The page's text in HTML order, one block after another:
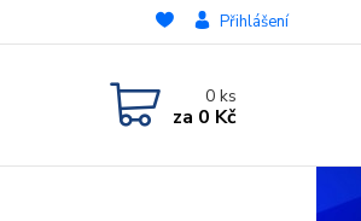
Přihlášení
0ks
za 0 Kč